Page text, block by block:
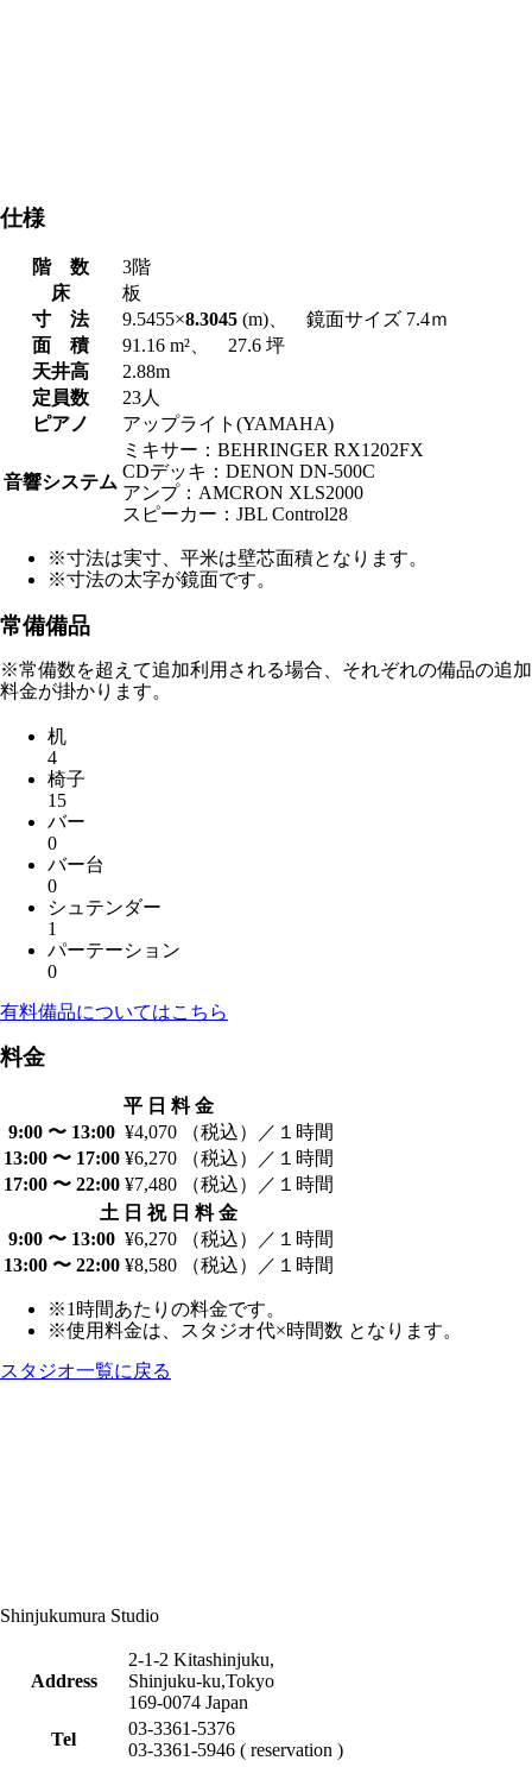
仕様
階 数
3階
床
板
寸 法
9.5455×8.3045 (m)、 鏡面サイズ 7.4ｍ
面 積
91.16 m²、 27.6 坪
天井高
2.88m
定員数
23人
ピアノ
アップライト(YAMAHA)
音響システム
ミキサー：BEHRINGER RX1202FX
CDデッキ：DENON DN-500C
アンプ：AMCRON XLS2000
スピーカー：JBL Control28
※寸法は実寸、平米は壁芯面積となります。
※寸法の太字が鏡面です。
常備備品
※常備数を超えて追加利用される場合、それぞれの備品の追加
料金が掛かります。
机
4
椅子
15
バー
0
バー台
0
シュテンダー
1
パーテーション
0
有料備品についてはこちら
料金
平 日 料 金
9:00 〜 13:00 ¥4,070 （税込）／１時間
13:00 〜 17:00 ¥6,270 （税込）／１時間
17:00 〜 22:00 ¥7,480 （税込）／１時間
土 日 祝 日 料 金
9:00 〜 13:00 ¥6,270 （税込）／１時間
13:00 〜 22:00 ¥8,580 （税込）／１時間
※1時間あたりの料金です。
※使用料金は、スタジオ代×時間数 となります。
スタジオ一覧に戻る
Shinjukumura Studio
Address
2-1-2 Kitashinjuku,
Shinjuku-ku,Tokyo
169-0074 Japan
Tel
03-3361-5376
03-3361-5946 ( reservation )